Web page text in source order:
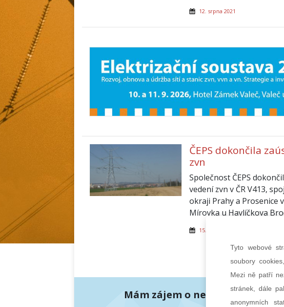
12. srpna 2021
ČEPS dokončila
zvn
Společnost ČEPS
vedení zvn v ČR V413,
okraji Prahy a Prosenice
Mírovka u Havlíčkova
15. října 2019
Mám zájem o newsletter
Tyto webové
soubory
Mezi ně patří
stránek, dále
anonymních